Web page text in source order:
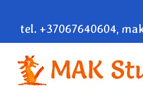
tel. +37067640604,